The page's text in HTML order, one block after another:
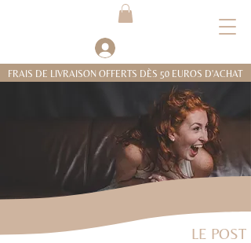
FRAIS DE LIVRAISON OFFERTS DÈS 50 EUROS D'ACHAT
LE POST